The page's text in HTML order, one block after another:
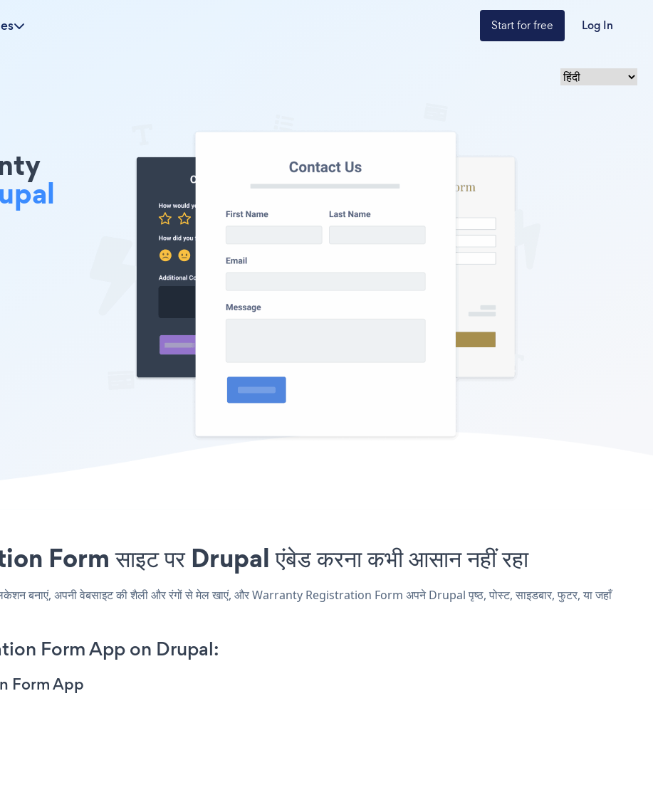
Start for free Log In
साइट पर Drupal एंबेड करना कभी आसान नहीं रहा
बनाएं, अपनी वेबसाइट की शैली और रंगों से मेल खाएं, और Warranty Registration Form अपने Drupal पृष्ठ, पोस्ट, साइडबार, फुटर, या जहाँ
Form App on Drupal:
Form App